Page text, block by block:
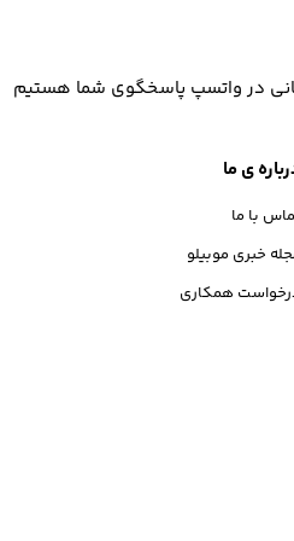
در واتسپ پاسخگوی شما هستیم
ی ما
با ما
خبری موبیلو
همکاری